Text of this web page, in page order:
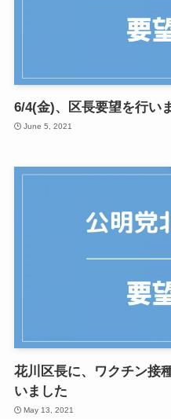
6/4(金)、区長要望を行い
June 5, 2021
花川区長に、ワクチン接
いました
May 13, 2021